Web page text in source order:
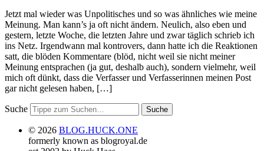
Jetzt mal wieder was Unpolitisches und so was ähnliches wie meine
Meinung. Man kann’s ja oft nicht ändern. Neulich, also eben und
gestern, letzte Woche, die letzten Jahre und zwar täglich schrieb ich
ins Netz. Irgendwann mal kontrovers, dann hatte ich die Reaktionen
satt, die blöden Kommentare (blöd, nicht weil sie nicht meiner
Meinung entsprachen (ja gut, deshalb auch), sondern vielmehr, weil
mich oft dünkt, dass die Verfasser und Verfasserinnen meinen Post
gar nicht gelesen haben, […]
Suche
© 2026 BLOG.HUCK.ONE
formerly known as blogroyal.de